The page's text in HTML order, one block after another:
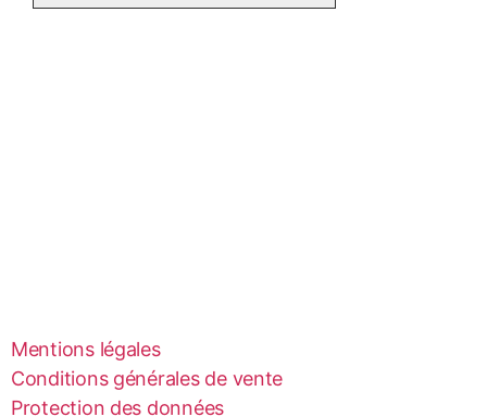
Mentions légales
Conditions générales de vente
Protection des données